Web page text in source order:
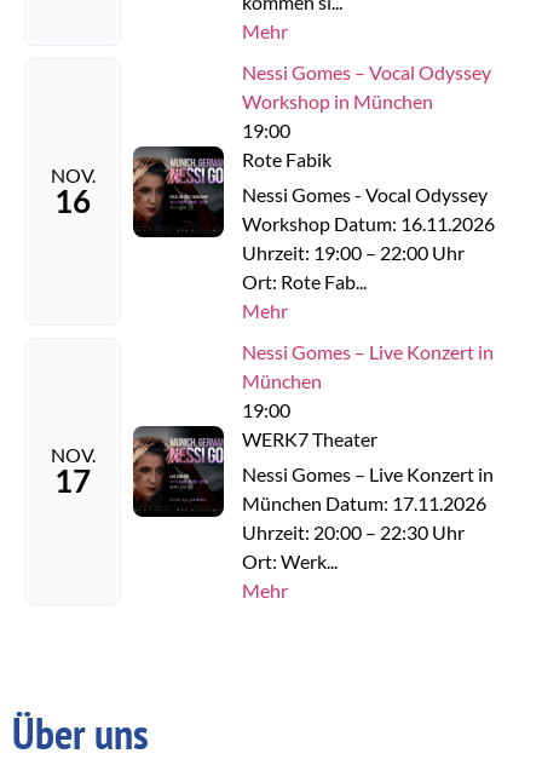
Mehr
NOV.
16
Nessi Gomes – Vocal Odyssey
Workshop in München
19:00
Rote Fabik
Nessi Gomes - Vocal Odyssey
Workshop Datum: 16.11.2026
Uhrzeit: 19:00 – 22:00 Uhr
Ort: Rote Fab...
Mehr
NOV.
17
Nessi Gomes – Live Konzert in
München
19:00
WERK7 Theater
Nessi Gomes – Live Konzert in
München Datum: 17.11.2026
Uhrzeit: 20:00 – 22:30 Uhr
Ort: Werk...
Mehr
Über uns